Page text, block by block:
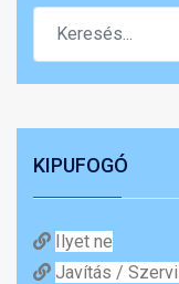
KIPUFOGÓ
Ilyet ne
Javítás /